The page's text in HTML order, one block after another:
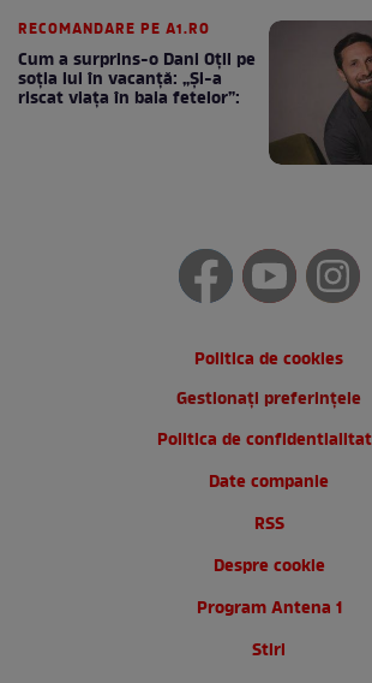
RECOMANDARE PE A1.RO
Cum a surprins-o Dani Oțil pe
soția lui în vacanță: „Și-a
riscat viața în baia fetelor”:
Politica de cookies
Gestionați preferințele
Politica de
Date companie
RSS
Despre cookie
Program Antena 1
Stiri